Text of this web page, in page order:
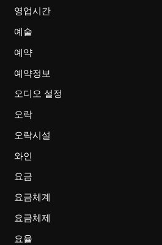
영업시간
예술
예약
예약정보
오디오 설정
오락
오락시설
와인
요금
요금체계
요금체제
요율